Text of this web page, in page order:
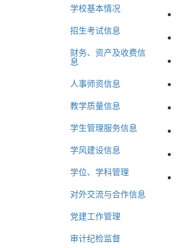
学校基本情况
招生考试信息
财务、资产及收费信
息
人事师资信息
教学质量信息
学生管理服务信息
学风建设信息
学位、学科管理
对外交流与合作信息
党建工作管理
审计纪检监督